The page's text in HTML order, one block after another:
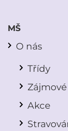
MŠ
O nás
Třídy
Akce